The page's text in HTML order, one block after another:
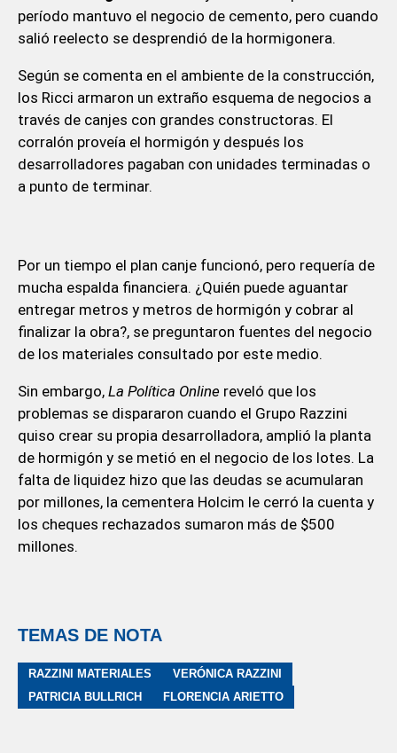
período mantuvo el negocio de cemento, pero cuando
salió reelecto se desprendió de la hormigonera.
Según se comenta en el ambiente de la construcción,
los Ricci armaron un extraño esquema de negocios a
través de canjes con grandes constructoras. El
corralón proveía el hormigón y después los
desarrolladores pagaban con unidades terminadas o
a punto de terminar.
Por un tiempo el plan canje funcionó, pero requería de
mucha espalda financiera. ¿Quién puede aguantar
entregar metros y metros de hormigón y cobrar al
finalizar la obra?, se preguntaron fuentes del negocio
de los materiales consultado por este medio.
Sin embargo, La Política Online reveló que los
problemas se dispararon cuando el Grupo Razzini
quiso crear su propia desarrolladora, amplió la planta
de hormigón y se metió en el negocio de los lotes. La
falta de liquidez hizo que las deudas se acumularan
por millones, la cementera Holcim le cerró la cuenta y
los cheques rechazados sumaron más de $500
millones.
TEMAS DE NOTA
RAZZINI MATERIALES
VERÓNICA RAZZINI
PATRICIA BULLRICH
FLORENCIA ARIETTO